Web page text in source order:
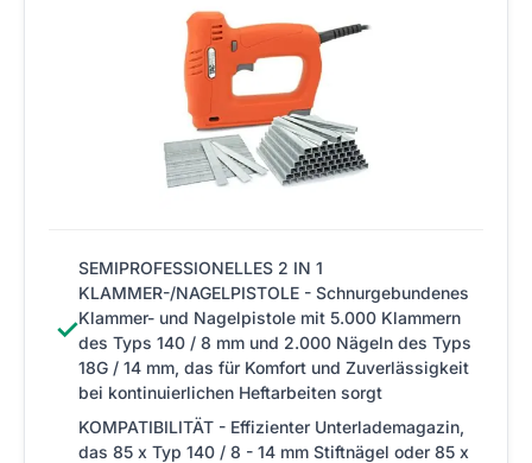
✓
SEMIPROFESSIONELLES 2 IN 1
KLAMMER-/NAGELPISTOLE - Schnurgebundenes
Klammer- und Nagelpistole mit 5.000 Klammern
des Typs 140 / 8 mm und 2.000 Nägeln des Typs
18G / 14 mm, das für Komfort und Zuverlässigkeit
bei kontinuierlichen Heftarbeiten sorgt
KOMPATIBILITÄT - Effizienter Unterlademagazin,
das 85 x Typ 140 / 8 - 14 mm Stiftnägel oder 85 x